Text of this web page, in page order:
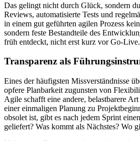
Das gelingt nicht durch Glück, sondern
Reviews, automatisierte Tests und
in einem gut geführten agilen Prozess
sondern feste Bestandteile des
früh entdeckt, nicht erst kurz vor Go-Live.
Transparenz als
Eines der häufigsten Missverständnisse
opfere Planbarkeit zugunsten von
Agile schafft eine andere, belastbarere
einer einmaligen Planung zu
obsolet ist, gibt es nach jedem Sprint
geliefert? Was kommt als Nächstes? Wo